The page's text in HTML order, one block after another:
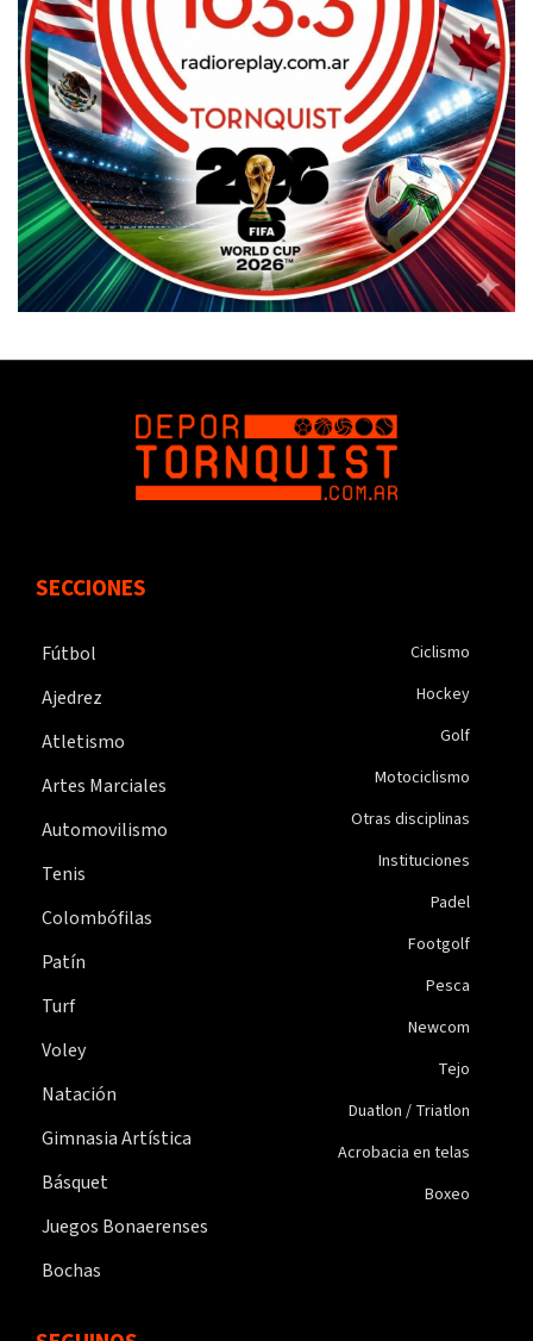
SECCIONES
Fútbol
Ajedrez
Atletismo
Artes Marciales
Automovilismo
Tenis
Colombófilas
Patín
Turf
Voley
Natación
Gimnasia Artística
Básquet
Juegos Bonaerenses
Bochas
Ciclismo
Hockey
Golf
Motociclismo
Otras disciplinas
Instituciones
Padel
Footgolf
Pesca
Newcom
Tejo
Duatlon / Triatlon
Acrobacia en telas
Boxeo